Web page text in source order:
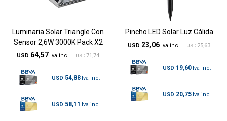
Luminaria Solar Triangle Con
Sensor 2,6W 3000K Pack X2
USD 64,57 USD 71,74
USD 54,88
USD 58,11
Pincho LED Solar Luz Cálida
USD 23,06 USD 25,63
USD 19,60
USD 20,75